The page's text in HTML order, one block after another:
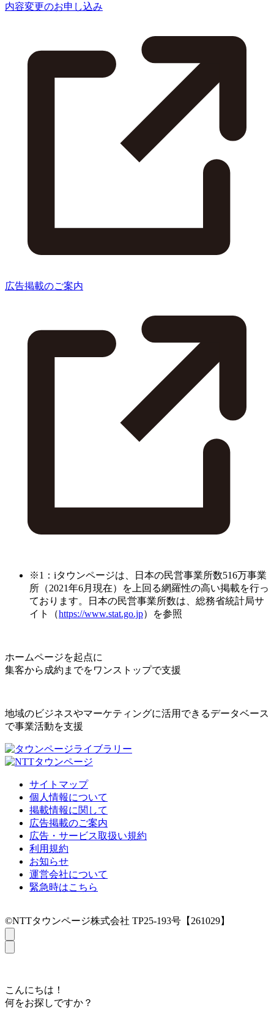
内容変更のお申し込み
広告掲載のご案内
※1：iタウンページは、日本の民営事業所数516万事業
所（2021年6月現在）を上回る網羅性の高い掲載を行っ
ております。日本の民営事業所数は、総務省統計局サ
イト（https://www.stat.go.jp）を参照
ホームページを起点に
集客から成約までをワンストップで支援
地域のビジネスやマーケティングに活用できるデータベース
で事業活動を支援
サイトマップ
個人情報について
掲載情報に関して
広告掲載のご案内
広告・サービス取扱い規約
利用規約
お知らせ
運営会社について
緊急時はこちら
©NTTタウンページ株式会社 TP25-193号【261029】
こんにちは！
何をお探しですか？